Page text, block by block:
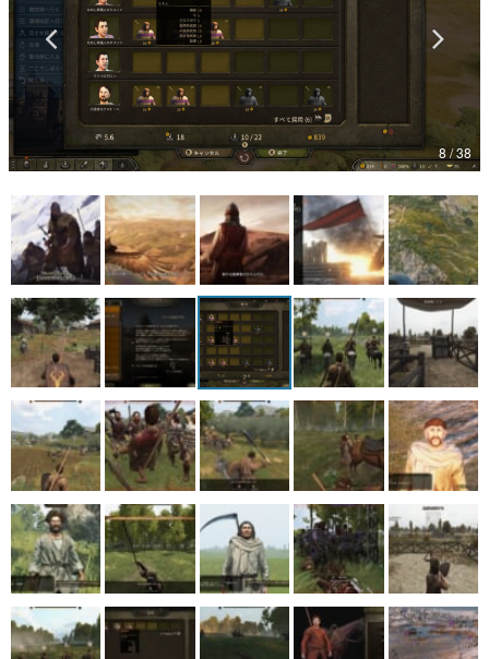
女性向け
アプリレビュー
その他
電ファミニコゲーマーとは？
運営：株式会社マレ
8 / 38